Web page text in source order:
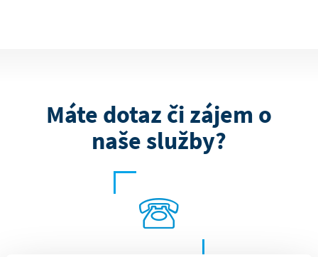
Máte dotaz či zájem o
naše služby?